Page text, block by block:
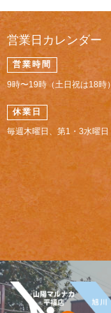
営業日カレンダー
営業時間
9時〜19時（土日祝は18時）
休業日
毎週木曜日、第1・3水曜日